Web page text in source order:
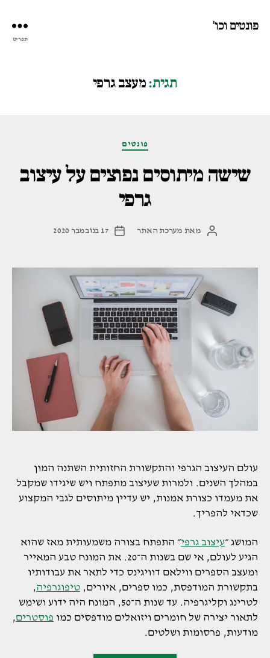
פונטים וכו'
תפריט
תגית:מעצב גרפי
קטגוריותפונטים
שישה מיתוסים נפוצים על עיצוב
גרפי
המחבר
מאת מערכת האתר
תאריך
17 בנובמבר 2020
עולם העיצוב הגרפי והתקשורת החזותית השתנה המון
במהלך השנים. ולמרות שעיצוב מתפתח ויש שיגידו שמקבל
את מעמדו כצורת אמנות, יש עדיין מיתוסים לגבי המקצוע
שכדאי להפריך.
המושג ״עיצוב גרפי״ התפתח בצורה משמעותית מאז שהוא
הגיע לעולם, אי שם בשנות ה־20. את המונח טבע המאייר
ומעצב הספרים ווילאם דוויגינס כדי לתאר את עבודותיו
בתקשורת המודפסת, כמו ספרים, איורים, טיפוגרפיה,
לטרינג וקליגרפיה. עד שנות ה־50, המונח היה ידוע ושימש
לתאור יצירה של חומרים ויזואלים מודפסים כמו פוסטרים,
מודעות, פרסומות ושלטים.